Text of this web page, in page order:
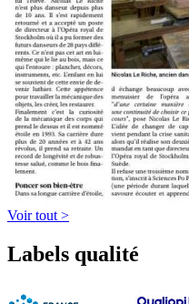
Voir tout >
Labels qualité